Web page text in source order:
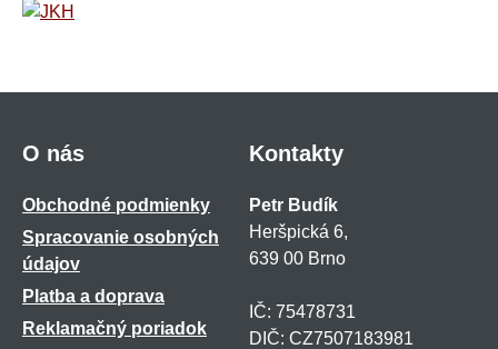
O nás
Obchodné podmienky
Spracovanie osobných
údajov
Platba a doprava
Reklamačný poriadok
Kontakty
Petr Budík
Heršpická 6,
639 00 Brno
IČ: 75478731
DIČ: CZ7507183981